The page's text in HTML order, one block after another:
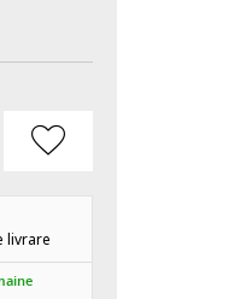
livrare